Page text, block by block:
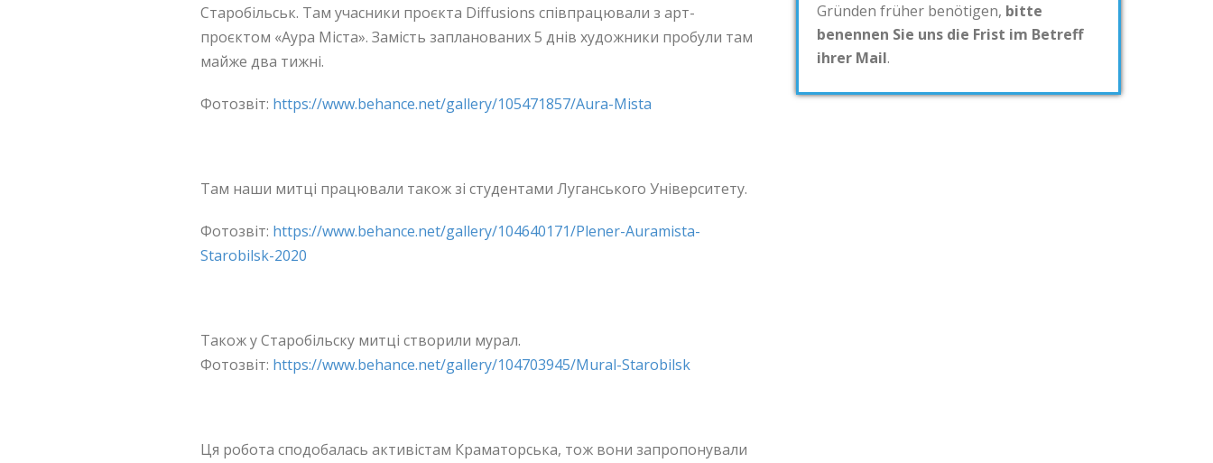
Старобільськ. Там учасники проєкта Diffusions співпрацювали з арт-
проєктом «Аура Міста». Замість запланованих 5 днів художники пробули там
майже два тижні.
Фотозвіт: https://www.behance.net/gallery/105471857/Aura-Mista
Там наши митці працювали також зі студентами Луганського Університету.
Фотозвіт: https://www.behance.net/gallery/104640171/Plener-Auramista-
Starobilsk-2020
Також у Старобільску митці створили мурал.
Фотозвіт: https://www.behance.net/gallery/104703945/Mural-Starobilsk
Ця робота сподобалась активістам Краматорська, тож вони запропонували
Gründen früher benötigen, bitte
benennen Sie uns die Frist im Betreff
ihrer Mail.